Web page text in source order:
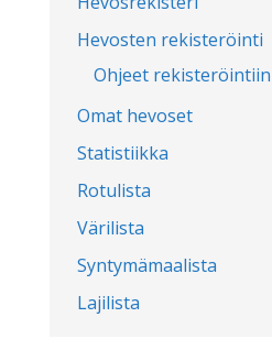
Hevosten rekisteröinti
Ohjeet rekisteröintiin
Omat hevoset
Statistiikka
Rotulista
Värilista
Syntymämaalista
Lajilista